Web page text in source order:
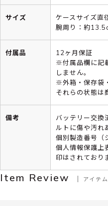
サイズ
ケースサイズ直
腕周り：約
付属品
12ヶ月保証
※付属品欄に記
しません。
※外箱・保存袋
それらの状態は
備考
バッテリー交換
ルトに傷や汚れ
個別製造番号（
個人情報保護上
印はされており
Item Review アイテ